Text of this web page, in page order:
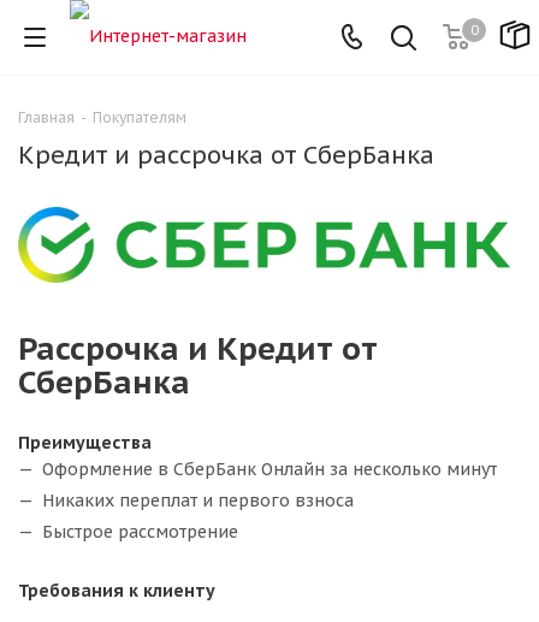
0
Главная - Покупателям
Кредит и рассрочка от СберБанка
Рассрочка и Кредит от
СберБанка
Преимущества
Оформление в СберБанк Онлайн за несколько минут
Никаких переплат и первого взноса
Быстрое рассмотрение
Требования к клиенту